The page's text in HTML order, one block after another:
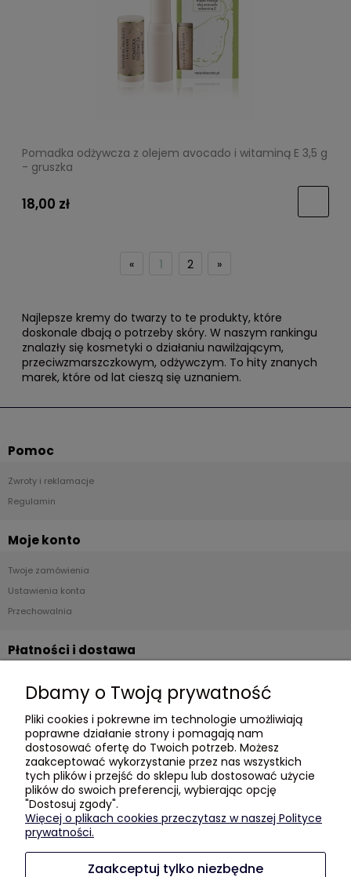
Pomadka odżywcza z olejem avocado i witaminą E 3,5 g
- gruszka
18,00 zł
« 1 2 »
Najlepsze kremy do twarzy to te produkty, które
doskonale dbają o potrzeby skóry. W naszym rankingu
znalazły się kosmetyki o działaniu nawilżającym,
przeciwzmarszczkowym, odżywczym. To hity znanych
marek, które od lat cieszą się uznaniem.
Pomoc
Zwroty i reklamacje
Regulamin
Moje konto
Twoje zamówienia
Ustawienia konta
Przechowalnia
Płatności i dostawa
Czas i koszty dostawy
Czas realizacji zamówienia
Informacje
Blog
Polityka prywatności
GDZIE KUPIĆ?
Dbamy o Twoją prywatność
Pliki cookies i pokrewne im technologie umożliwiają
poprawne działanie strony i pomagają nam
dostosować ofertę do Twoich potrzeb. Możesz
zaakceptować wykorzystanie przez nas wszystkich
tych plików i przejść do sklepu lub dostosować użycie
plików do swoich preferencji, wybierając opcję
"Dostosuj zgody".
Więcej o plikach cookies przeczytasz w naszej Polityce
prywatności.
Zaakceptuj tylko niezbędne